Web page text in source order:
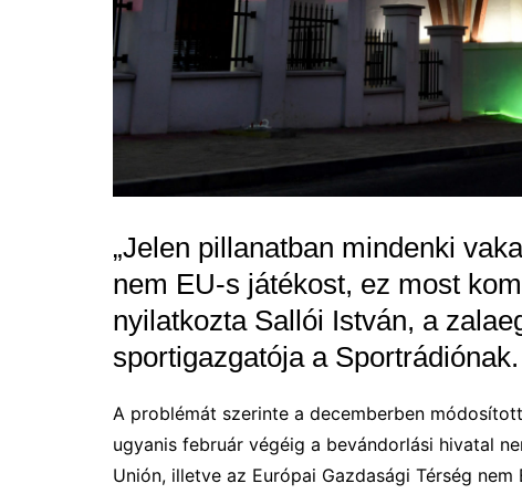
„Jelen pillanatban mindenki
nem EU-s játékost, ez most
nyilatkozta Sallói István, a
sportigazgatója a Sportrádiónak.
A problémát szerinte a decemberben
ugyanis február végéig a bevándorlási hivatal
Unión, illetve az Európai Gazdasági Térség